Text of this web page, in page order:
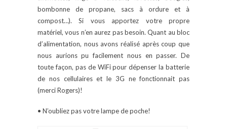
bombonne de propane, sacs à ordure et à
compost…). Si vous apportez votre propre
matériel, vous n’en aurez pas besoin. Quant au bloc
d’alimentation, nous avons réalisé après coup que
nous aurions pu facilement nous en passer. De
toute façon, pas de WiFi pour dépenser la batterie
de nos cellulaires et le 3G ne fonctionnait pas
(merci Rogers)!
• N’oubliez pas votre lampe de poche!